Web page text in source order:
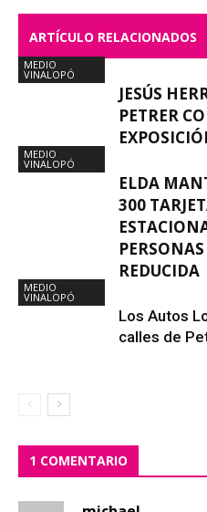
ARTÍCULO RELACIONADOS
MEDIO
VINALOPÓ
JESÚS
PETRER
MEDIO
VINALOPÓ
ELDA
300
REDUCIDA
MEDIO
VINALOPÓ
Los Autos
calles de
1 COMENTARIO